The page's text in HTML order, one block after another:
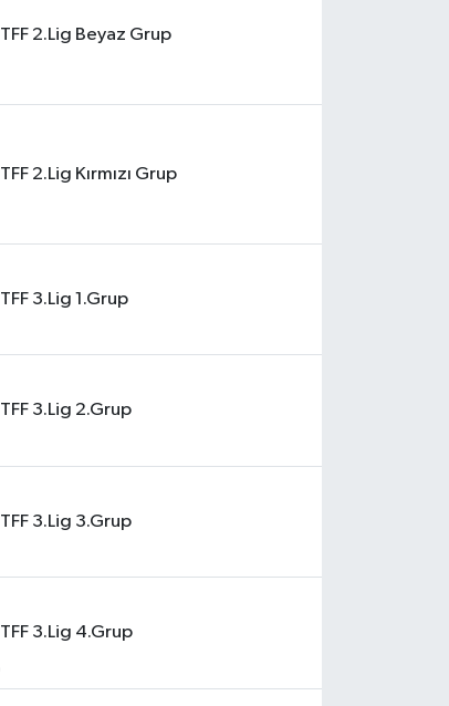
TFF 2.Lig Beyaz Grup
TFF 2.Lig Kırmızı Grup
TFF 3.Lig 1.Grup
TFF 3.Lig 2.Grup
TFF 3.Lig 3.Grup
TFF 3.Lig 4.Grup